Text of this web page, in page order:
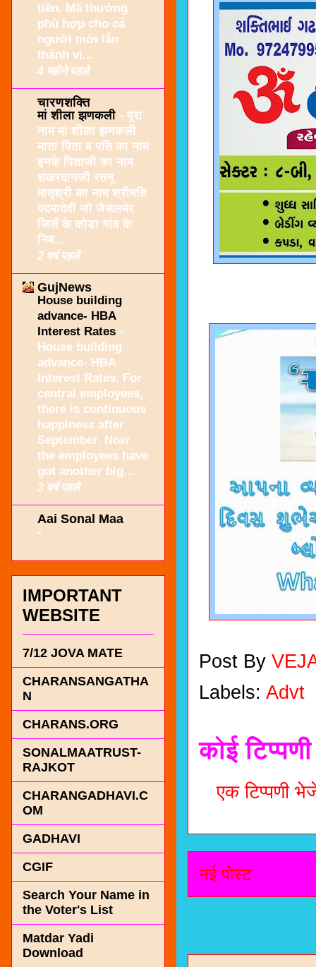
Post By
Labels: Advt
कोई
एक टिप्पणी
नई पोस्ट
tiền. Mã thưởng
phù hợp cho cả
người mới lẫn
thành vi...
4 महीने पहले
चारणशक्ति
मां शीला झणकली - पूरा
नाम मां शीला झणकली
माता पिता व पति का नाम
इनके पिताजी का नाम
शंकरदानजी रतनू
मातृश्री का नाम श्रीमति
पदमादेवी जो जैसलमेर
जिलें के कोडा गांव के
निव...
2 वर्ष पहले
GujNews
House building
advance- HBA
Interest Rates -
House building
advance- HBA
Interest Rates. For
central employees,
there is continuous
happiness after
September. Now
the employees have
got another big...
3 वर्ष पहले
Aai Sonal Maa
-
IMPORTANT
WEBSITE
7/12 JOVA MATE
CHARANSANGATHA
N
CHARANS.ORG
SONALMAATRUST-
RAJKOT
CHARANGADHAVI.C
OM
GADHAVI
CGIF
Search Your Name in
the Voter's List
Matdar Yadi
Download